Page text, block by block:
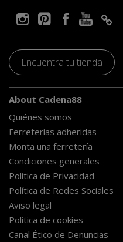
Encuentra tu tienda
About Cadena88
Quiénes somos
Ferreterías adheridas
Monta una ferretería
Condiciones generales
Política de Privacidad
Política de Redes Sociales
Aviso legal
Política de cookies
Canal Ético de Denuncias